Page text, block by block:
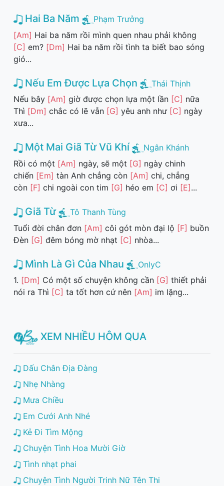
Hai Ba Năm
Phạm Trưởng
[Am] Hai ba năm rồi mình quen nhau phải không
[C] em? [Dm] Hai ba năm rồi tình ta biết bao sóng
gió...
Nếu Em Được Lựa Chọn
Thái Thịnh
Nếu bây [Am] giờ được chọn lựa một lần [C] nữa
Thì [Dm] chắc có lẽ vẫn [G] yêu anh như [C] ngày
xưa...
Một Mai Giã Từ Vũ Khí
Ngân Khánh
Rồi có một [Am] ngày, sẽ một [G] ngày chinh
chiến [Em] tàn Anh chẳng còn [Am] chi, chẳng
còn [F] chi ngoài con tim [G] héo em [C] ơi [E]...
Giã Từ
Tô Thanh Tùng
Tuổi đời chân đơn [Am] côi gót mòn đại lộ [F] buồn
Đèn [G] đêm bóng mờ nhạt [C] nhòa...
Mình Là Gì Của Nhau
OnlyC
1. [Dm] Có một số chuyện không cần [G] thiết phải
nói ra Thì [C] ta tốt hơn cứ nên [Am] im lặng...
XEM NHIỀU HÔM QUA
Dấu Chân Địa Đàng
Nhẹ Nhàng
Mưa Chiều
Em Cưới Anh Nhé
Kẻ Đi Tìm Mộng
Chuyện Tình Hoa Mười Giờ
Tình nhạt phai
Chuyện Tình Người Trinh Nữ Tên Thi